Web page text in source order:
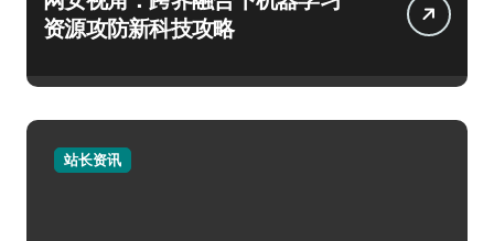
资源攻防新科技攻略
站长资讯